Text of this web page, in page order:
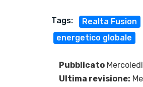
Tags: Realta Fusion
energetico globale
Pubblicato
Ultima revisione: